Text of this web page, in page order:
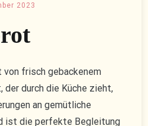
2023
von frisch gebackenem
der durch die Küche zieht,
an gemütliche
ist die perfekte Begleitung